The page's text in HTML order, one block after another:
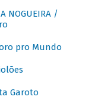
NOGUEIRA /
pro Mundo
Garoto